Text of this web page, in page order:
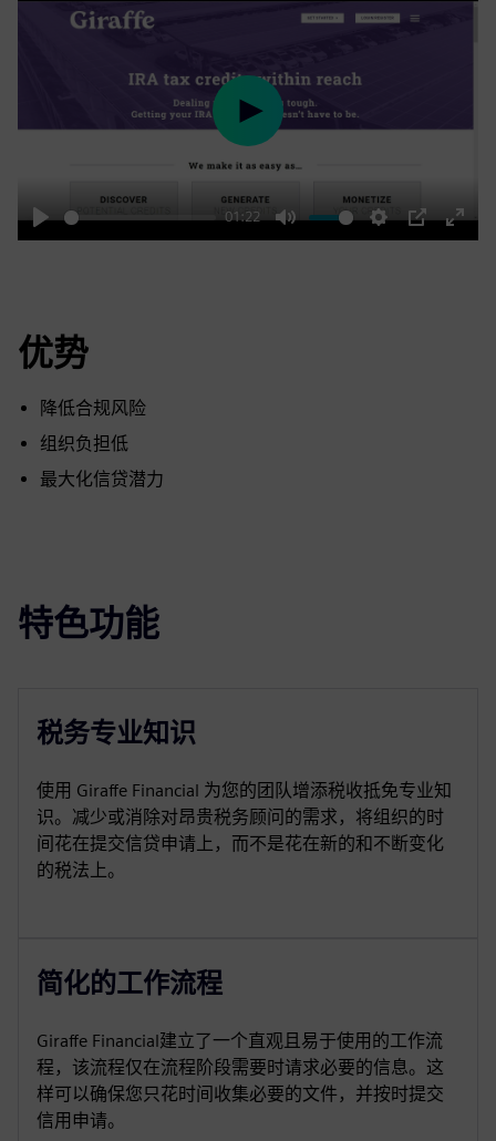
Play
01:22
Mute Settings
PIP
Enter
Play
优势
降低合规风险
组织负担低
最大化信贷潜力
特色功能
税务专业知识
使用 Giraffe Financial 为您的团队增添税收抵免专业知
识。减少或消除对昂贵税务顾问的需求，将组织的时
间花在提交信贷申请上，而不是花在新的和不断变化
的税法上。
简化的工作流程
Giraffe Financial建立了一个直观且易于使用的工作流
程，该流程仅在流程阶段需要时请求必要的信息。这
样可以确保您只花时间收集必要的文件，并按时提交
信用申请。